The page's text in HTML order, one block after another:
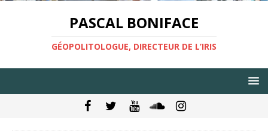
PASCAL BONIFACE
GÉOPOLITOLOGUE, DIRECTEUR DE L’IRIS